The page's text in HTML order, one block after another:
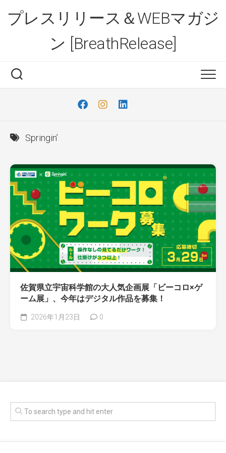
content
プレスリリース＆WEBマガジ
ン [BreathRelease]
Springin’
佐賀県立宇宙科学館の大人気企画展「ビーコロ×ゲ
ーム展」、今年はデジタル作品を募集！
2026年1月23日 0